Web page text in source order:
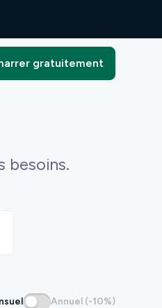
gratuitement
besoins.
Annuel (-10%)